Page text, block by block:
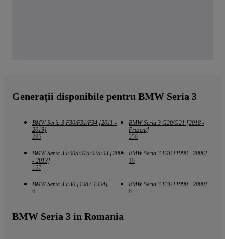
Generații disponibile pentru BMW Seria 3
BMW Seria 3 F30/F31/F34 [2011 -
2019]
285
BMW Seria 3 G20/G21 [2018 -
Prezent]
256
BMW Seria 3 E90/E91/E92/E93 [2005
- 2013]
157
BMW Seria 3 E46 [1998 - 2006]
16
BMW Seria 3 E30 [1982-1994]
6
BMW Seria 3 E36 [1990 - 2000]
6
BMW Seria 3 in Romania